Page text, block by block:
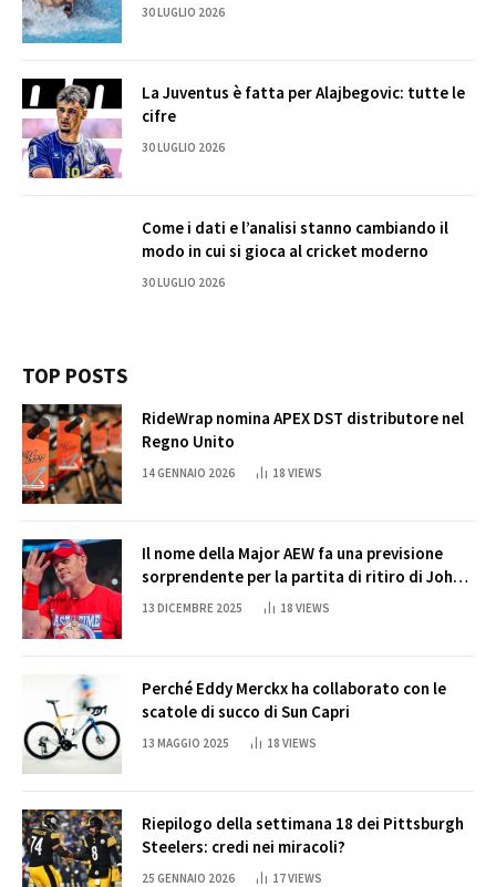
30 LUGLIO 2026
La Juventus è fatta per Alajbegovic: tutte le
cifre
30 LUGLIO 2026
Come i dati e l’analisi stanno cambiando il
modo in cui si gioca al cricket moderno
30 LUGLIO 2026
TOP POSTS
RideWrap nomina APEX DST distributore nel
Regno Unito
14 GENNAIO 2026 18 VIEWS
Il nome della Major AEW fa una previsione
sorprendente per la partita di ritiro di John
Cena
13 DICEMBRE 2025 18 VIEWS
Perché Eddy Merckx ha collaborato con le
scatole di succo di Sun Capri
13 MAGGIO 2025 18 VIEWS
Riepilogo della settimana 18 dei Pittsburgh
Steelers: credi nei miracoli?
25 GENNAIO 2026 17VIEWS